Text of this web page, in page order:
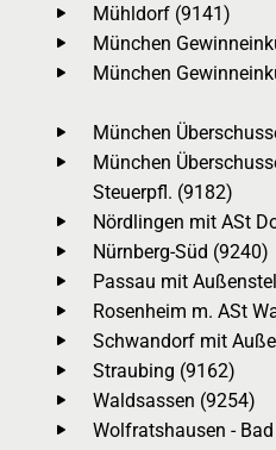
Mühldorf (9141)
München
München
München
München
Steuerpfl. (9182)
Nördlingen mit ASt
Nürnberg-Süd (9240)
Passau mit
Rosenheim m. ASt
Schwandorf mit
Straubing (9162)
Waldsassen (9254)
Wolfratshausen -